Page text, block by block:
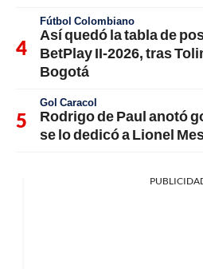
Fútbol Colombiano
Así quedó la tabla de
BetPlay II-2026, tras
Bogotá
Gol Caracol
Rodrigo de Paul anotó
se lo dedicó a Lionel